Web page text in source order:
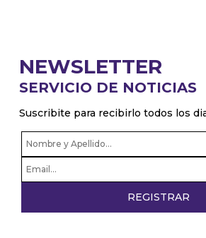
NEWSLETTER
SERVICIO DE NOTICIAS
Suscribite para recibirlo todos los